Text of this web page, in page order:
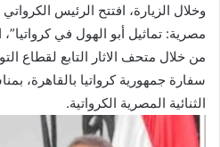
وخلال الزيارة، افتتح الرئيس
مصرية: تماثيل أبو الهول في
من خلال متحف الاثار التابع لقطاع
سفارة جمهورية كرواتيا بالقاهرة،
الثنائية المصرية الكرواتية.